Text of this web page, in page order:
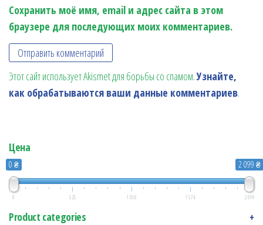
Сохранить моё имя, email и адрес сайта в этом
браузере для последующих моих комментариев.
Этот сайт использует Akismet для борьбы со спамом.Узнайте,
как обрабатываются ваши данные комментариев.
Цена
0 ₴ 2 099 ₴
0 525 1 050 1 574 2 099
Product categories +